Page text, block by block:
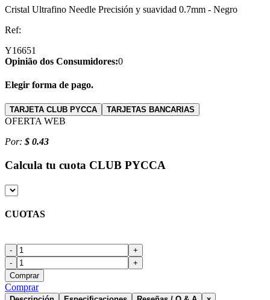
Cristal Ultrafino Needle Precisión y suavidad 0.7mm - Negro
Ref:
Y16651
Opinião dos Consumidores:0
Elegir forma de pago.
TARJETA CLUB PYCCA TARJETAS BANCARIAS
OFERTA WEB
Por: $ 0.43
Calcula tu cuota CLUB PYCCA
CUOTAS
-
+
-
+
Comprar
Comprar